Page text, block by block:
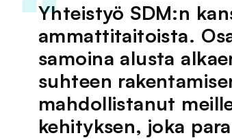
Yhteistyö SDM:n
ammattitaitoista.
samoina alusta
suhteen
mahdollistanut
kehityksen, joka